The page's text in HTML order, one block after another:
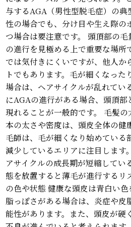
与するAGA（男性型脱毛症）の典
性の場合でも、分け目や生え際の
つ場合は要注意です。 頭頂部の
の進行を見極める上で重要な場所
では気付きにくいですが、他人か
トでもあります。毛が細くなった
場合は、ヘアサイクルが乱れてい
にAGAの進行がある場合、頭頂
現れることが一般的です。 毛髪
本の太さや密度は、頭皮全体の健
毛師は、毛が細くなり始めている
減少しているエリアに注目します
アサイクルの成長期が短縮してい
態を放置すると薄毛が進行するリ
の色や状態 健康な頭皮は青白い
脂っぽさがある場合は、炎症や皮
能性があります。また、頭皮が硬